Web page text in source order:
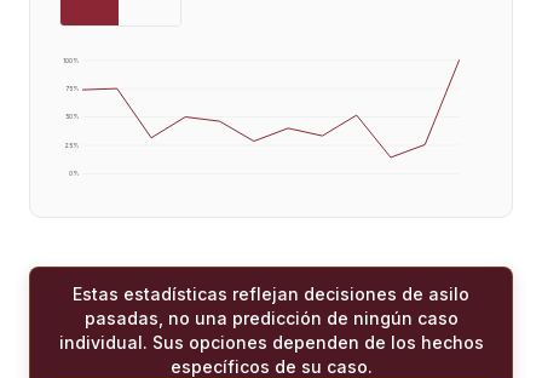
0%
25%
50%
75%
100%
Estas estadísticas reflejan decisiones de asilo
pasadas, no una predicción de ningún caso
individual. Sus opciones dependen de los hechos
específicos de su caso.